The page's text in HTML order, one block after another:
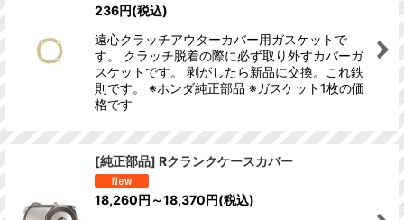
236円(税込)
遠心クラッチアウターカバー用ガスケットで
す。 クラッチ脱着の際に必ず取り外すカバーガ
スケットです。 剥がしたら新品に交換。これ鉄
則です。 ※ホンダ純正部品 ※ガスケット1枚の価
格です
[純正部品] Rクランクケースカバー
18,260円 ～18,370円(税込)